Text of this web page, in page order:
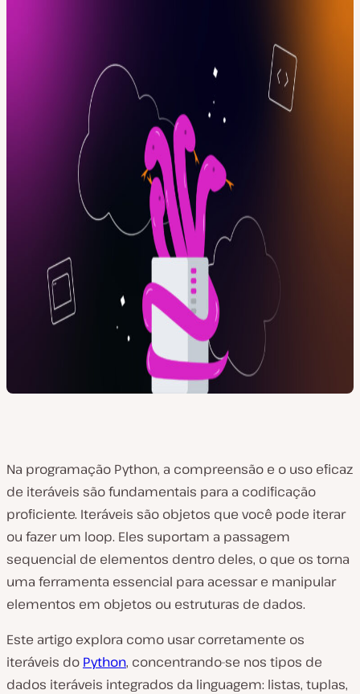
Na programação Python, a compreensão e o uso eficaz
de iteráveis são fundamentais para a codificação
proficiente. Iteráveis são objetos que você pode iterar
ou fazer um loop. Eles suportam a passagem
sequencial de elementos dentro deles, o que os torna
uma ferramenta essencial para acessar e manipular
elementos em objetos ou estruturas de dados.
Este artigo explora como usar corretamente os
iteráveis do Python, concentrando-se nos tipos de
dados iteráveis integrados da linguagem: listas, tuplas,